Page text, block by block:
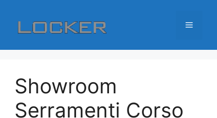
contenuto
Menu
Showroom
Serramenti Corso